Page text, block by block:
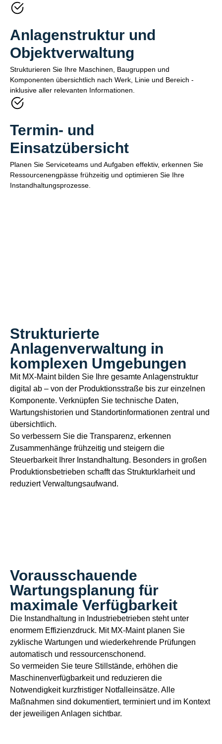
Anlagenstruktur und
Objektverwaltung
Strukturieren Sie Ihre Maschinen, Baugruppen und
Komponenten übersichtlich nach Werk, Linie und Bereich -
inklusive aller relevanten Informationen.
Termin- und
Einsatzübersicht
Planen Sie Serviceteams und Aufgaben effektiv, erkennen Sie
Ressourcenengpässe frühzeitig und optimieren Sie Ihre
Instandhaltungsprozesse.
Strukturierte
Anlagenverwaltung in
komplexen Umgebungen
Mit MX-Maint bilden Sie Ihre gesamte Anlagenstruktur
digital ab – von der Produktionsstraße bis zur einzelnen
Komponente. Verknüpfen Sie technische Daten,
Wartungshistorien und Standortinformationen zentral und
übersichtlich.
So verbessern Sie die Transparenz, erkennen
Zusammenhänge frühzeitig und steigern die
Steuerbarkeit Ihrer Instandhaltung. Besonders in großen
Produktionsbetrieben schafft das Strukturklarheit und
reduziert Verwaltungsaufwand.
Vorausschauende
Wartungsplanung für
maximale Verfügbarkeit
Die Instandhaltung in Industriebetrieben steht unter
enormem Effizienzdruck. Mit MX-Maint planen Sie
zyklische Wartungen und wiederkehrende Prüfungen
automatisch und ressourcenschonend.
So vermeiden Sie teure Stillstände, erhöhen die
Maschinenverfügbarkeit und reduzieren die
Notwendigkeit kurzfristiger Notfalleinsätze. Alle
Maßnahmen sind dokumentiert, terminiert und im Kontext
der jeweiligen Anlagen sichtbar.